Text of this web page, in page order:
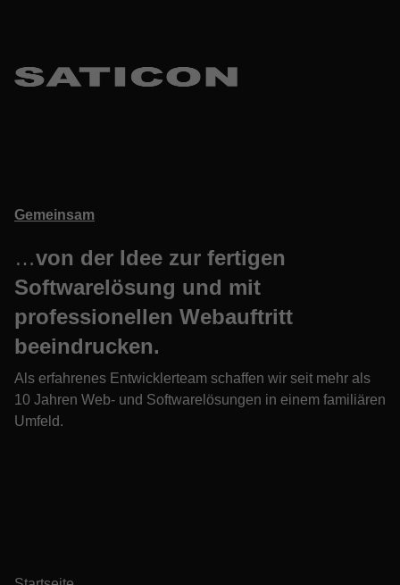
Gemeinsam
…von der Idee zur fertigen
Softwarelösung und mit
professionellen Webauftritt
beeindrucken.
Als erfahrenes Entwicklerteam schaffen wir seit mehr als
10 Jahren Web- und Softwarelösungen in einem familiären
Umfeld.